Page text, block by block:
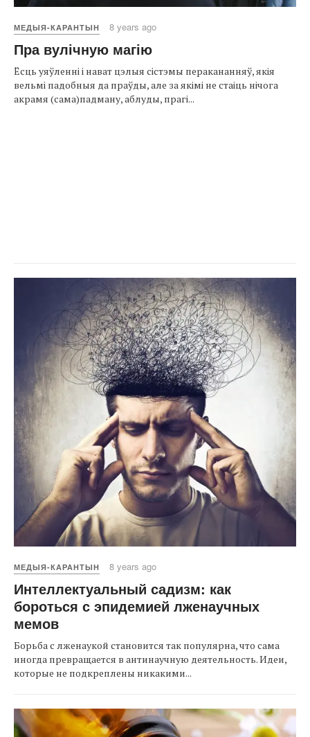
МЕДЫЯ-КАРАНТЫН 8 years ago
Пра вулічную магію
Ёсць уяўленні і нават цэлыя сістэмы перакананняў, якія
вельмі падобныя да праўды, але за якімі не стаіць нічога
акрамя (сама)падману, аблуды, прагі...
МЕДЫЯ-КАРАНТЫН 8 years ago
Интеллектуальный садизм: как
бороться с эпидемией лженаучных
мемов
Борьба с лженаукой становится так популярна, что сама
иногда превращается в антинаучную деятельность. Идеи,
которые не подкреплены никакими...